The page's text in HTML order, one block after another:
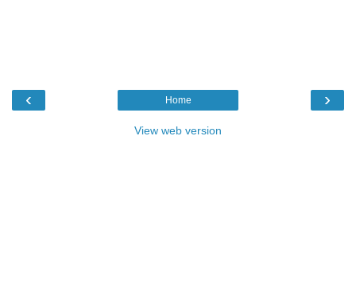
‹ ›
Home
View web version